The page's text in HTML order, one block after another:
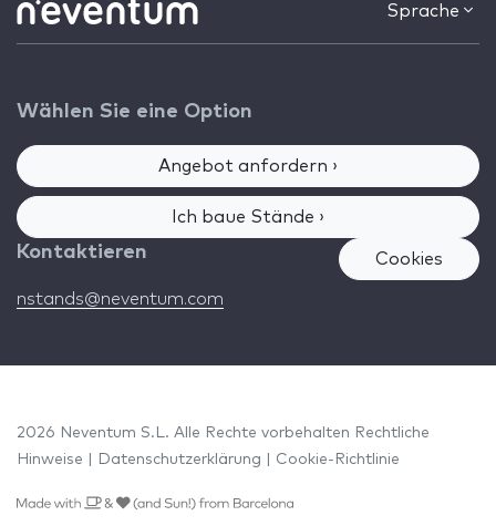
Sprache
Wählen Sie eine Option
Angebot anfordern ›
Ich baue Stände ›
Kontaktieren
nstands@neventum.com
Cookies
2026 Neventum S.L. Alle Rechte vorbehalten Rechtliche
Hinweise
Datenschutzerklärung Cookie-Richtlinie